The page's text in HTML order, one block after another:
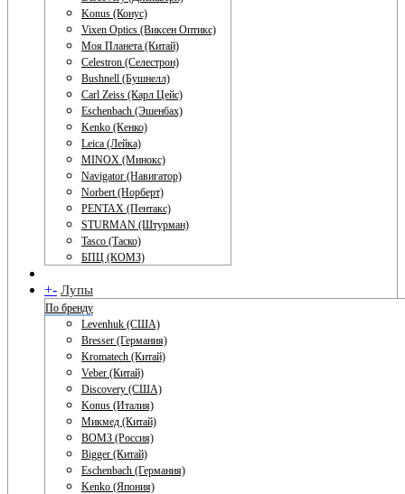
Konus (Конус)
Vixen Optics (Виксен Оптикс)
Моя Планета (Китай)
Celestron (Селестрон)
Bushnell (Бушнелл)
Carl Zeiss (Карл Цейс)
Eschenbach (Эшенбах)
Kenko (Кенко)
Leica (Лейка)
MINOX (Минокс)
Navigator (Навигатор)
Norbert (Норберт)
PENTAX (Пентакс)
STURMAN (Штурман)
Tasco (Таско)
БПЦ (КОМЗ)
+- Лупы
По бренду
Levenhuk (США)
Bresser (Германия)
Kromatech (Китай)
Veber (Китай)
Discovery (США)
Konus (Италия)
Микмед (Китай)
ВОМЗ (Россия)
Bigger (Китай)
Eschenbach (Германия)
Kenko (Япония)